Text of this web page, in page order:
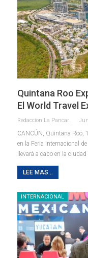
Quintana Roo
El World Travel
Redaccion La Pancarta De Quintana Roo
CANCÚN, Quintana Roo,
en la Feria Internacional
llevará a cabo en la
LEE MAS...
INTERNACIONAL